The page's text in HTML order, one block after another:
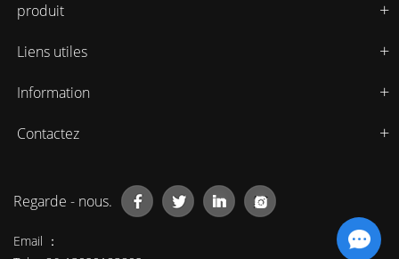
produit
Liens utiles
Information
Contactez
Regarde - nous.
Email ：